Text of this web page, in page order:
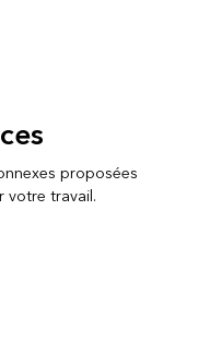
proposées
votre travail.